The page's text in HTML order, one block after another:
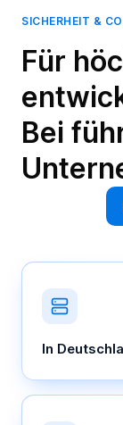
SICHERHEIT &
Für
Bei
In